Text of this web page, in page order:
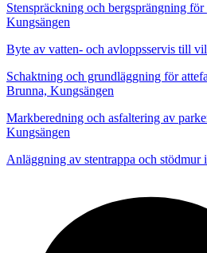
Stenspräckning och bergsprängning
Kungsängen
Byte av vatten- och avloppsservis till
Schaktning och grundläggning för
Brunna, Kungsängen
Markberedning och asfaltering av
Kungsängen
Anläggning av stentrappa och stödmur